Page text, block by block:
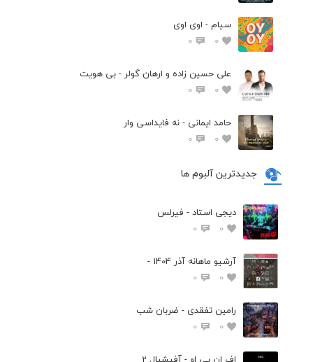
سیام - اوی اوی
0
0
علی حسین زاده و ارهان گولر - بی هویت
0
0
حامد ایمانی - نه فایداسی وار
0
0
جدیدترین آلبوم ها
دیجی استاد - فیرلس
0
0
آرشیو ماهانه آذر 1404 -
0
0
رامین تفقدی - ضربان شب
0
0